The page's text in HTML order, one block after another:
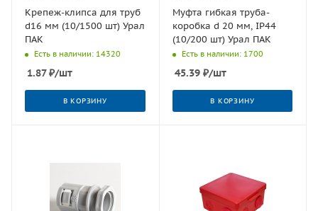
Крепеж-клипса для труб
d16 мм (10/1500 шт) Урал
ПАК
Есть в наличии: 14320
1.87₽/шт
В КОРЗИНУ
Муфта гибкая труба-
коробка d 20 мм, IP44
(10/200 шт) Урал ПАК
Есть в наличии: 1700
45.39₽/шт
В КОРЗИНУ